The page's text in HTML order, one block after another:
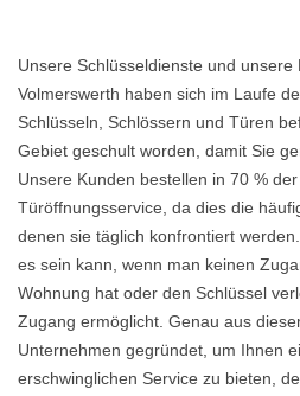
Unsere Schlüsseldienste und
Volmerswerth haben sich im Laufe
Schlüsseln, Schlössern und Türen
Gebiet geschult worden, damit Sie
Unsere Kunden bestellen in 70 %
Türöffnungsservice, da dies die
denen sie täglich konfrontiert
es sein kann, wenn man keinen
Wohnung hat oder den Schlüssel
Zugang ermöglicht. Genau aus
Unternehmen gegründet, um Ihnen
erschwinglichen Service zu bieten,